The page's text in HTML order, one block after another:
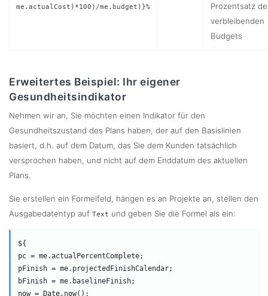
me.actualCost)*100)/me.budget)}%
Prozentsatz
verbleibenden
Budgets
Erweitertes Beispiel: Ihr eigener
Gesundheitsindikator
Nehmen wir an, Sie möchten einen Indikator für den
Gesundheitszustand des Plans haben, der auf den Basislinien
basiert, d.h. auf dem Datum, das Sie dem Kunden tatsächlich
versprochen haben, und nicht auf dem Enddatum des aktuellen
Plans.
Sie erstellen ein Formelfeld, hängen es an Projekte an, stellen den
Ausgabedatentyp auf Text und geben Sie die Formel als ein:
${
pc = me.actualPercentComplete;
pFinish = me.projectedFinishCalendar;
bFinish = me.baselineFinish;
now = Date.now();